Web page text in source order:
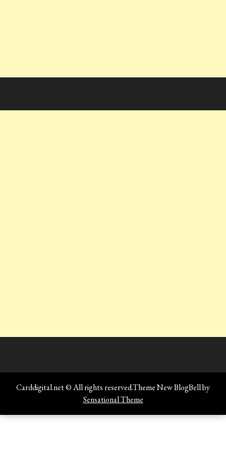
Carddigital.net © All rights reserved.Theme New BlogBell by
Sensational Theme